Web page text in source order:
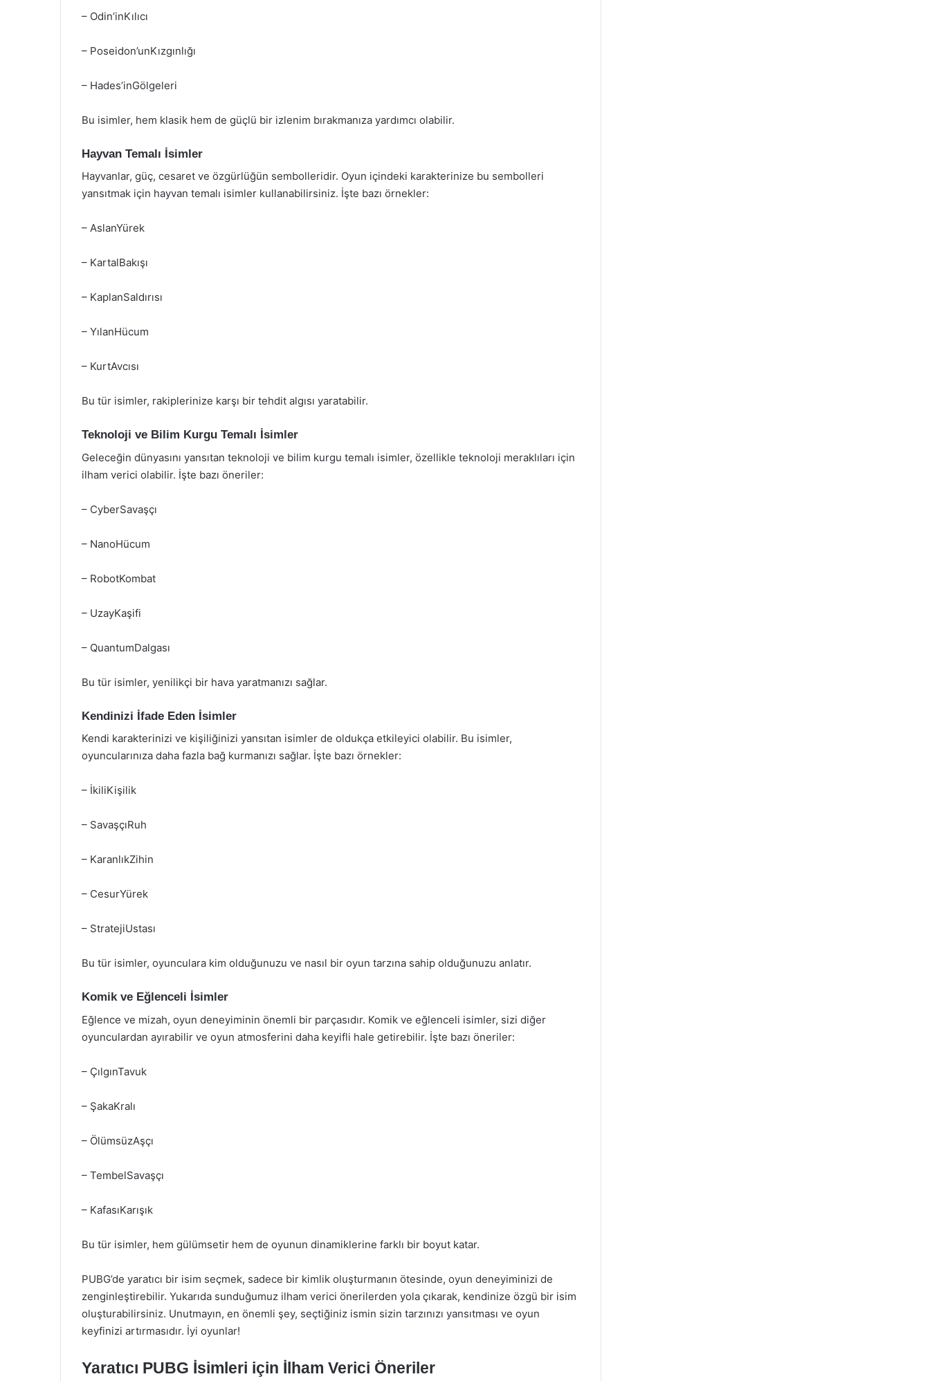
– Odin’inKılıcı
– Poseidon’unKızgınlığı
– Hades’inGölgeleri
Bu isimler, hem klasik hem de güçlü bir izlenim bırakmanıza yardımcı olabilir.
Hayvan Temalı İsimler
Hayvanlar, güç, cesaret ve özgürlüğün sembolleridir. Oyun içindeki karakterinize bu sembolleri
yansıtmak için hayvan temalı isimler kullanabilirsiniz. İşte bazı örnekler:
– AslanYürek
– KartalBakışı
– KaplanSaldırısı
– YılanHücum
– KurtAvcısı
Bu tür isimler, rakiplerinize karşı bir tehdit algısı yaratabilir.
Teknoloji ve Bilim Kurgu Temalı İsimler
Geleceğin dünyasını yansıtan teknoloji ve bilim kurgu temalı isimler, özellikle teknoloji meraklıları için
ilham verici olabilir. İşte bazı öneriler:
– CyberSavaşçı
– NanoHücum
– RobotKombat
– UzayKaşifi
– QuantumDalgası
Bu tür isimler, yenilikçi bir hava yaratmanızı sağlar.
Kendinizi İfade Eden İsimler
Kendi karakterinizi ve kişiliğinizi yansıtan isimler de oldukça etkileyici olabilir. Bu isimler,
oyuncularınıza daha fazla bağ kurmanızı sağlar. İşte bazı örnekler:
– İkiliKişilik
– SavaşçıRuh
– KaranlıkZihin
– CesurYürek
– StratejiUstası
Bu tür isimler, oyunculara kim olduğunuzu ve nasıl bir oyun tarzına sahip olduğunuzu anlatır.
Komik ve Eğlenceli İsimler
Eğlence ve mizah, oyun deneyiminin önemli bir parçasıdır. Komik ve eğlenceli isimler, sizi diğer
oyunculardan ayırabilir ve oyun atmosferini daha keyifli hale getirebilir. İşte bazı öneriler:
– ÇılgınTavuk
– ŞakaKralı
– ÖlümsüzAşçı
– TembelSavaşçı
– KafasıKarışık
Bu tür isimler, hem gülümsetir hem de oyunun dinamiklerine farklı bir boyut katar.
PUBG’de yaratıcı bir isim seçmek, sadece bir kimlik oluşturmanın ötesinde, oyun deneyiminizi de
zenginleştirebilir. Yukarıda sunduğumuz ilham verici önerilerden yola çıkarak, kendinize özgü bir isim
oluşturabilirsiniz. Unutmayın, en önemli şey, seçtiğiniz ismin sizin tarzınızı yansıtması ve oyun
keyfinizi artırmasıdır. İyi oyunlar!
Yaratıcı PUBG İsimleri için İlham Verici Öneriler